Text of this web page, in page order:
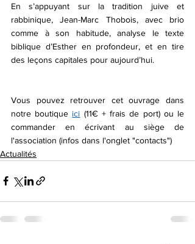
En s’appuyant sur la tradition juive et
rabbinique, Jean-Marc Thobois, avec brio
comme à son habitude, analyse le texte
biblique d’Esther en profondeur, et en tire
des leçons capitales pour aujourd’hui.
Vous pouvez retrouver cet ouvrage dans
notre boutique ici (11€ + frais de port) ou le
commander en écrivant au siège de
l'association (infos dans l'onglet "contacts")
Actualités